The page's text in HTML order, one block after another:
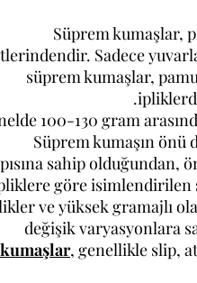
Süprem kumaşlar,
Sadece
süprem kumaşlar,
100-130 gram
Süprem kumaşın önü
sahip olduğundan,
göre isimlendirilen
ve yüksek gramajlı
değişik varyasyonlara
kumaşlar, genellikle slip,